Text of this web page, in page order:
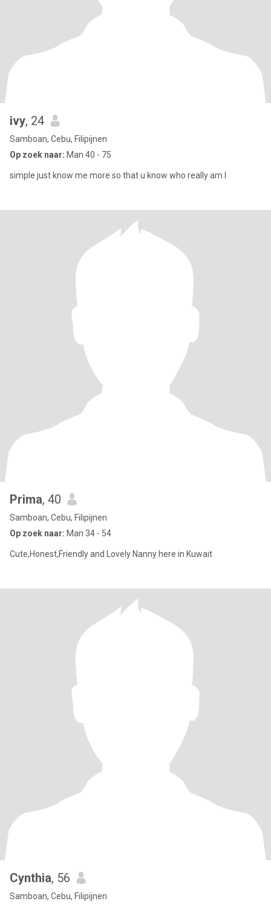
ivy, 24
Samboan, Cebu, Filipijnen
Op zoek naar: Man 40 - 75
simple just know me more so that u know who really am I
Prima, 40
Samboan, Cebu, Filipijnen
Op zoek naar: Man 34 - 54
Cute,Honest,Friendly and Lovely Nanny here in Kuwait
Cynthia, 56
Samboan, Cebu, Filipijnen